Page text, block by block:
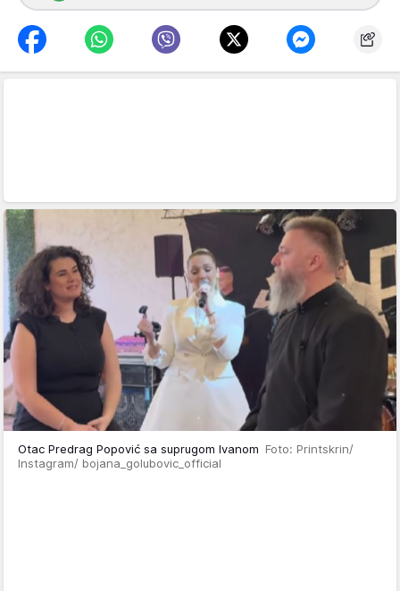
Otac Predrag Popović sa suprugom Ivanom Foto: Printskrin/
Instagram/ bojana_golubovic_official